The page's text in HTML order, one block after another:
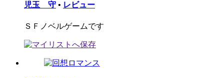
児玉 守 • レビュー
ＳＦノベルゲームです